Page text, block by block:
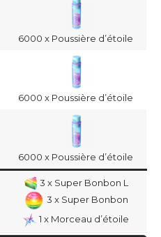
6000 x Poussière d’étoile
6000 x Poussière d’étoile
6000 x Poussière d’étoile
3 x Super Bonbon L
3 x Super Bonbon
1 x Morceau d’étoile